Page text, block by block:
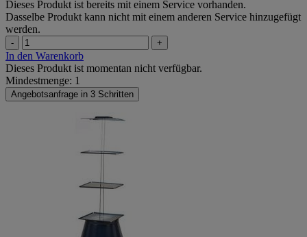
Dieses Produkt ist bereits mit einem Service vorhanden.
Dasselbe Produkt kann nicht mit einem anderen Service hinzugefügt
werden.
- +
In den Warenkorb
Dieses Produkt ist momentan nicht verfügbar.
Mindestmenge: 1
Angebotsanfrage in 3 Schritten